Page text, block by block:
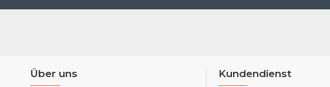
Über uns Kundendienst